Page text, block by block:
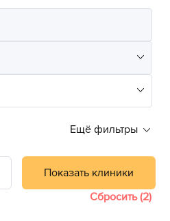
Ещё фильтры
Показать клиники
Сбросить (2)